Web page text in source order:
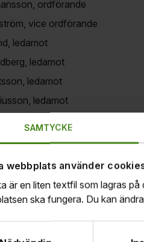
SAMTYCKE
webbplats använder
är en liten textfil som lagras
ska fungera. Du kan
ordförande
vice ordförande
ledamot
ledamot
ledamot
ledamot
ledamot
ledamot
statens representant